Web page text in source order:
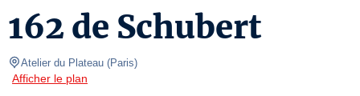
162 de Schubert
Atelier du Plateau (Paris)
Afficher le plan